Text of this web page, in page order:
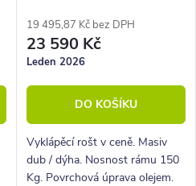
19 495,87 Kč bez DPH
23 590 Kč
Leden 2026
DO KOŠÍKU
Vyklápěcí rošt v ceně. Masiv
dub / dýha. Nosnost rámu 150
Kg. Povrchová úprava olejem.